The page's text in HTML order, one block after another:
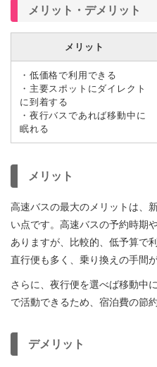
メリット・デメリット
メリット
・低価格で利用できる
・主要スポットにダイレクト
に到着する
・夜行バスであれば移動中に
眠れる
メリット
高速バスの最大のメリットは、
い点です。高速バスの予約時期
ありますが、比較的、低予算で
直行便も多く、乗り換えの手間
さらに、夜行便を選べば移動中
で活動できるため、宿泊費の節
デメリット